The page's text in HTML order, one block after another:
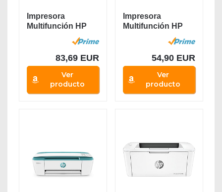
Impresora
Multifunción HP
Envy 6020e - 6
83,69 EUR
Ver
producto
Impresora
Multifunción HP
DeskJet 2720e - 6
54,90 EUR
Ver
producto